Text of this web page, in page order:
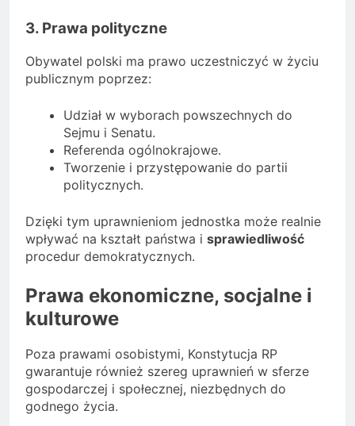
3. Prawa polityczne
Obywatel polski ma prawo uczestniczyć w życiu
publicznym poprzez:
Udział w wyborach powszechnych do
Sejmu i Senatu.
Referenda ogólnokrajowe.
Tworzenie i przystępowanie do partii
politycznych.
Dzięki tym uprawnieniom jednostka może realnie
wpływać na kształt państwa i sprawiedliwość
procedur demokratycznych.
Prawa ekonomiczne, socjalne i
kulturowe
Poza prawami osobistymi, Konstytucja RP
gwarantuje również szereg uprawnień w sferze
gospodarczej i społecznej, niezbędnych do
godnego życia.